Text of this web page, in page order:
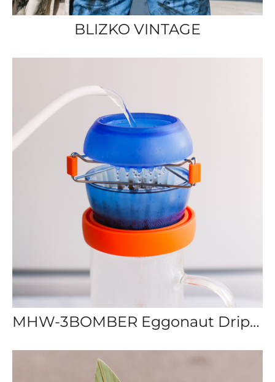
BLIZKO VINTAGE
MHW-3BOMBER Eggonaut Dripper